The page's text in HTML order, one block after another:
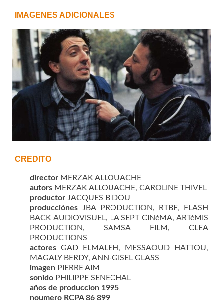
IMAGENES ADICIONALES
CREDITO
director MERZAK ALLOUACHE
autors MERZAK ALLOUACHE, CAROLINE THIVEL
productor JACQUES BIDOU
producciónes JBA PRODUCTION, RTBF, FLASH
BACK AUDIOVISUEL, LA SEPT CINéMA, ARTéMIS
PRODUCTION, SAMSA FILM, CLEA
PRODUCTIONS
actores GAD ELMALEH, MESSAOUD HATTOU,
MAGALY BERDY, ANN-GISEL GLASS
imagen PIERRE AIM
sonido PHILIPPE SENECHAL
años de produccion 1995
noumero RCPA 86 899